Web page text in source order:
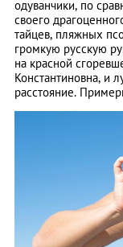
одуванчики, по
своего
тайцев, пляжных
громкую русскую
на красной
Константиновна, и
расстояние.